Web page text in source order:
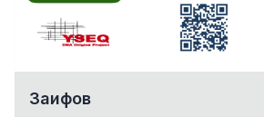
Заифов